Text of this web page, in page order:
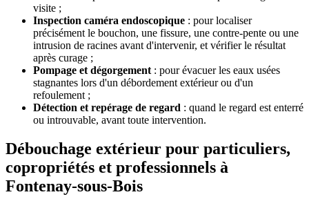
visite ;
Inspection caméra endoscopique : pour localiser
précisément le bouchon, une fissure, une contre-pente ou une
intrusion de racines avant d'intervenir, et vérifier le résultat
après curage ;
Pompage et dégorgement : pour évacuer les eaux usées
stagnantes lors d'un débordement extérieur ou d'un
refoulement ;
Détection et repérage de regard : quand le regard est enterré
ou introuvable, avant toute intervention.
Débouchage extérieur pour particuliers,
copropriétés et professionnels à
Fontenay-sous-Bois